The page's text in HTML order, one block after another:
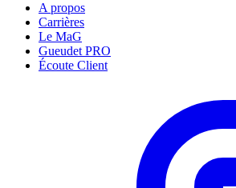
A propos
Carrières
Le MaG
Gueudet PRO
Écoute Client